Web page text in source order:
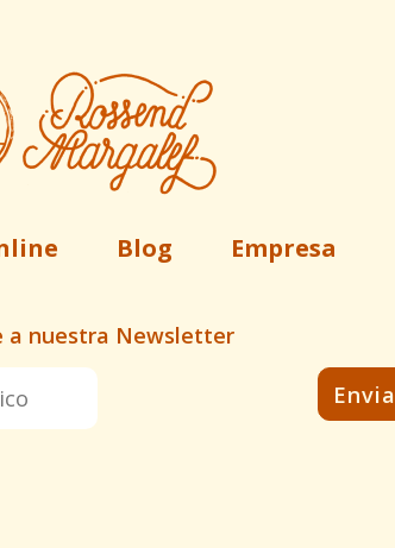
Blog Empresa
a nuestra Newsletter